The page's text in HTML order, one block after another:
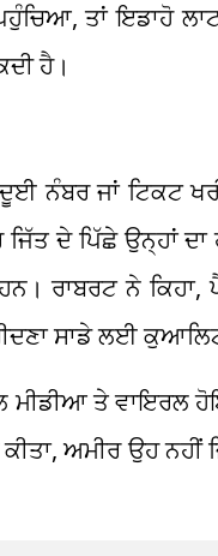
ਤਾਂ ਇਡਾਹੋ
ਹੈ।
ਨੰਬਰ ਜਾਂ ਟਿਕਟ
ਦੇ ਪਿੱਛੇ ਉਨ੍ਹਾਂ
ਨੇ ਕਿਹਾ,
ਸਾਡੇ ਲਈ
ਮੀਡੀਆ ਤੇ ਵਾਇਰਲ
ਅਮੀਰ ਉਹ ਨਹੀਂ